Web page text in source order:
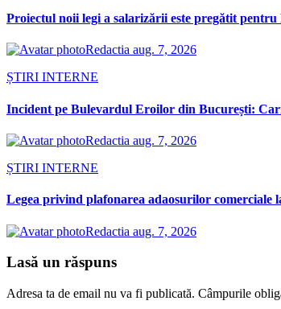
Proiectul noii legi a salarizării este pregătit
Redactia aug. 7, 2026
ȘTIRI INTERNE
Incident pe Bulevardul Eroilor din București:
Redactia aug. 7, 2026
ȘTIRI INTERNE
Legea privind plafonarea adaosurilor comerciale
Redactia aug. 7, 2026
Lasă un răspuns
Adresa ta de email nu va fi publicată. Câmpurile